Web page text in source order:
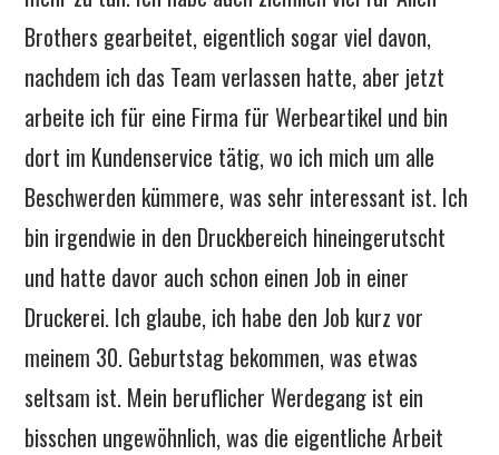
Brothers gearbeitet, eigentlich sogar viel davon,
nachdem ich das Team verlassen hatte, aber jetzt
arbeite ich für eine Firma für Werbeartikel und bin
dort im Kundenservice tätig, wo ich mich um alle
Beschwerden kümmere, was sehr interessant ist. Ich
bin irgendwie in den Druckbereich hineingerutscht
und hatte davor auch schon einen Job in einer
Druckerei. Ich glaube, ich habe den Job kurz vor
meinem 30. Geburtstag bekommen, was etwas
seltsam ist. Mein beruflicher Werdegang ist ein
bisschen ungewöhnlich, was die eigentliche Arbeit